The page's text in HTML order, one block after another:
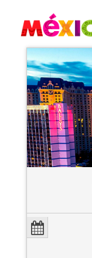
México Ferias
CREA